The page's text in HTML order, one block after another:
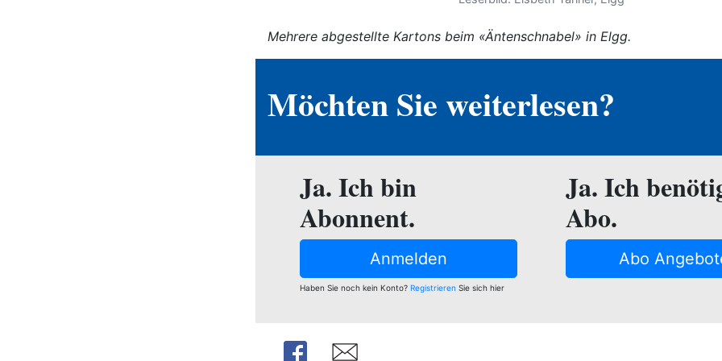
Mehrere abgestellte Kartons beim «Äntenschnabel» in Elgg.
Möchten Sie weiterlesen?
Ja. Ich bin
Abonnent.
Anmelden
Haben Sie noch kein Konto?Registrieren Sie sich hier
Ja. Ich
Abo.
Abo
Share Share